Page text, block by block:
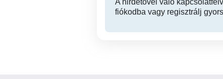
A hirdetővel való
fiókodba vagy regisztrálj